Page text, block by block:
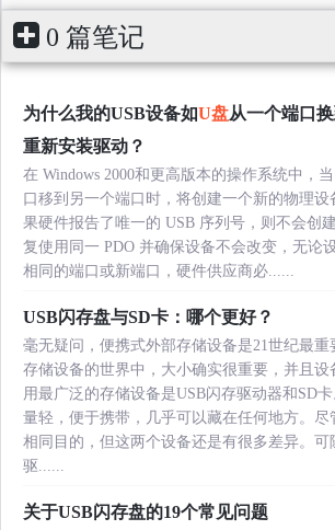
0 篇笔记
为什么我的USB设备如U盘从一个端口
重新安装驱动？
在 Windows 2000和更高版本的操作系统中，
口移到另一个端口时，将创建一个新的物理设
果硬件报告了唯一的 USB 序列号，则不会创
复使用同一 PDO 并确保设备不会改变，无论
相同的端口或新端口，硬件供应商必......
USB闪存盘与SD卡：哪个更好？
毫无疑问，便携式外部存储设备是21世纪最重
存储设备的世界中，大小确实很重要，并且设
用最广泛的存储设备是USB闪存驱动器和SD
量轻，便于携带，几乎可以藏在任何地方。尽
相同目的，但这两个设备还是有很多差异。可
驱......
关于USB闪存盘的19个常见问题